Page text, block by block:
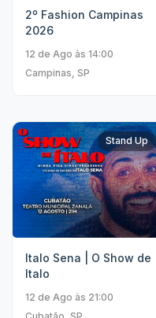
2º Fashion Campinas
2026
12 de Ago às 14:00
Campinas, SP
Stand Up
Italo Sena | O Show de
Italo
12 de Ago às 21:00